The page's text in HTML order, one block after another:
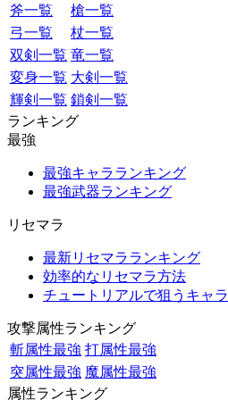
斧一覧
槍一覧
弓一覧
杖一覧
双剣一覧 竜一覧
変身一覧 大剣一覧
輝剣一覧 鎖剣一覧
ランキング
最強
最強キャラランキング
最強武器ランキング
リセマラ
最新リセマラランキング
効率的なリセマラ方法
チュートリアルで狙うキャラ
攻撃属性ランキング
斬属性最強 打属性最強
突属性最強 魔属性最強
属性ランキング